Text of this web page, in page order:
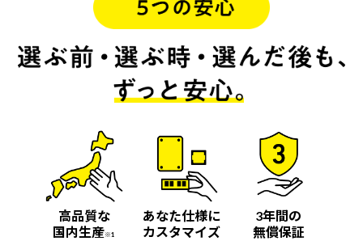
高品質な
国内生産※1
あなた仕様に
カスタマイズ
3年間の
無償保証